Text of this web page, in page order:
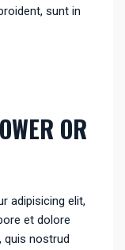
sunt in
OR
adipisicing elit,
et dolore
quis nostrud